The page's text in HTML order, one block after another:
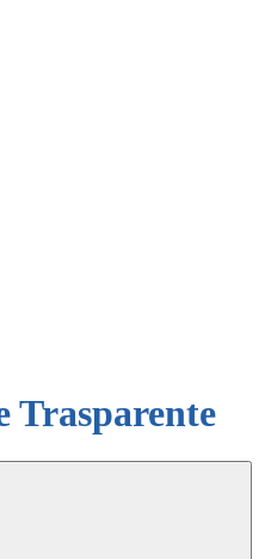
Trasparente